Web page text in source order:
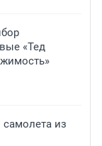
«Тед
из